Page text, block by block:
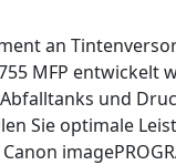
an
MFP entwickelt
und
Sie optimale